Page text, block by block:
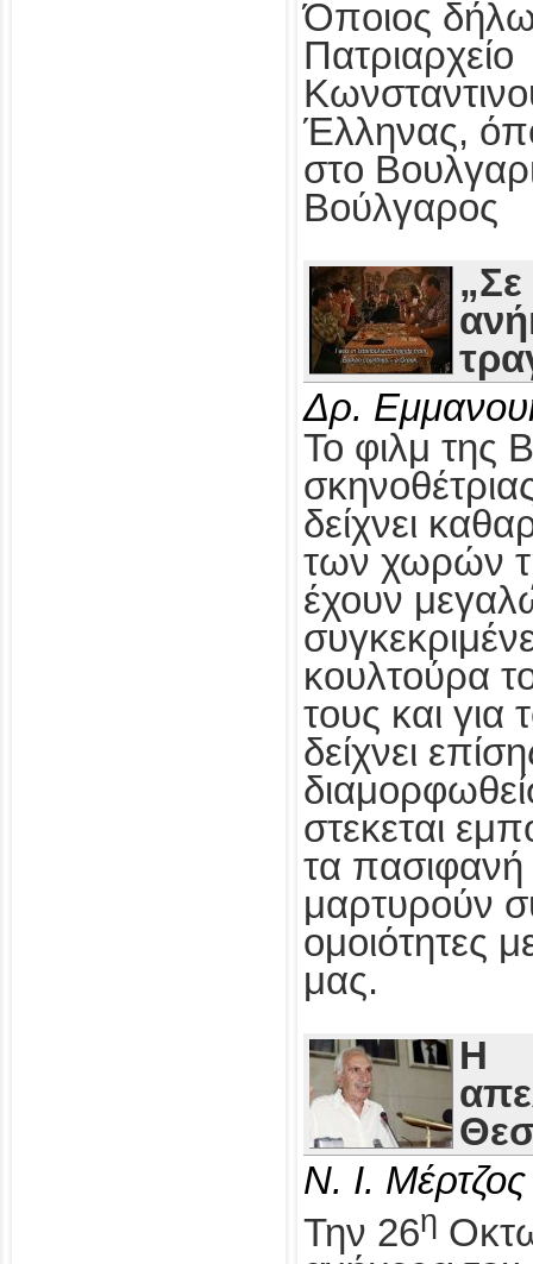
Όποιος
Πατριαρχείο
Έλληνας,
στο
Βούλγαρος
Δρ.
Το φιλμ της
δείχνει
των χωρών
έχουν
κουλτούρα
τους και
δείχνει
στεκεται
τα πασιφανή
μαρτυρούν
ομοιότητες
μας.
Η
Ν. Ι. Μέρτζος
Την 26η